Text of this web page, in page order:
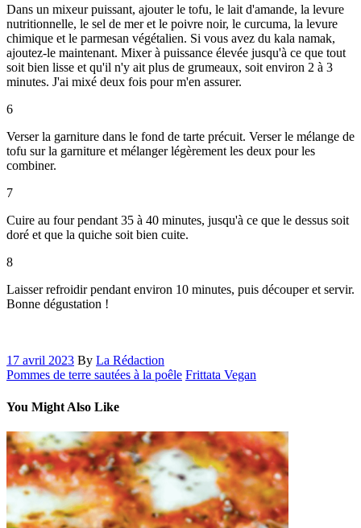
Dans un mixeur puissant, ajouter le tofu, le lait d'amande, la levure
nutritionnelle, le sel de mer et le poivre noir, le curcuma, la levure
chimique et le parmesan végétalien. Si vous avez du kala namak,
ajoutez-le maintenant. Mixer à puissance élevée jusqu'à ce que tout
soit bien lisse et qu'il n'y ait plus de grumeaux, soit environ 2 à 3
minutes. J'ai mixé deux fois pour m'en assurer.
6
Verser la garniture dans le fond de tarte précuit. Verser le mélange de
tofu sur la garniture et mélanger légèrement les deux pour les
combiner.
7
Cuire au four pendant 35 à 40 minutes, jusqu'à ce que le dessus soit
doré et que la quiche soit bien cuite.
8
Laisser refroidir pendant environ 10 minutes, puis découper et servir.
Bonne dégustation !
17 avril 2023 By La Rédaction
Pommes de terre sautées à la poêle Frittata Vegan
You Might Also Like